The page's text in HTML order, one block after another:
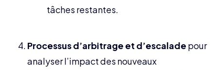
tâches restantes.
Processus d’arbitrage et d’escalade pour
analyser l’impact des nouveaux